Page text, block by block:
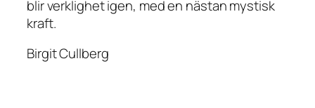
blir verklighet igen, med en nästan mystisk
kraft.
Birgit Cullberg